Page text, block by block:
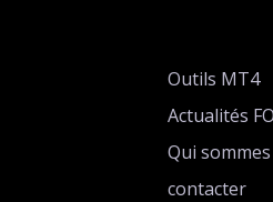
Outils MT4
Actualités
Qui
contacter